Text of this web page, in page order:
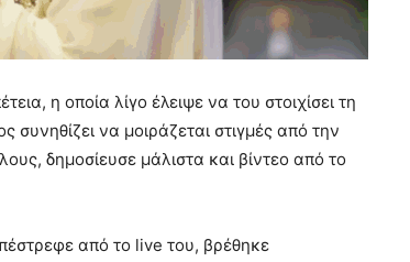
η οποία λίγο έλειψε να του στοιχίσει τη
να μοιράζεται στιγμές από την
δημοσίευσε μάλιστα και βίντεο από το
από το live του, βρέθηκε